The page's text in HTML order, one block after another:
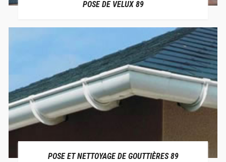
POSE DE VELUX 89
POSE ET NETTOYAGE DE GOUTTIÈRES 89